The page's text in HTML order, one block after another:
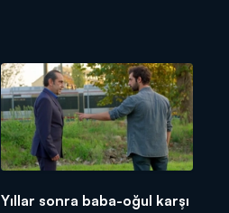
Yıllar sonra baba-oğul karşı